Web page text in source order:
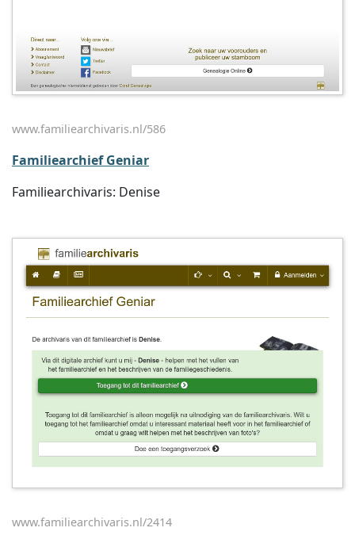
www.familiearchivaris.nl/586
Familiearchief Geniar
Familiearchivaris: Denise
www.familiearchivaris.nl/2414